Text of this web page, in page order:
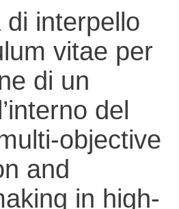
di interpello
vitae per
di un
del
objective
and
in high-